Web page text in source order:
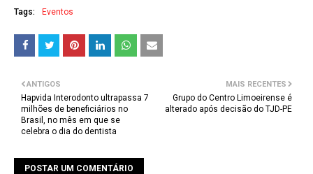
Tags: Eventos
MAIS RECENTES
Grupo do Centro Limoeirense é
alterado após decisão do TJD-PE
ANTIGOS
Hapvida Interodonto ultrapassa 7
milhões de beneficiários no
Brasil, no mês em que se
celebra o dia do dentista
POSTAR UM COMENTÁRIO